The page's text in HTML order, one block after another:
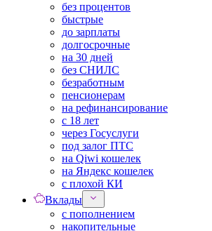
без процентов
быстрые
до зарплаты
долгосрочные
на 30 дней
без СНИЛС
безработным
пенсионерам
на рефинансирование
с 18 лет
через Госуслуги
под залог ПТС
на Qiwi кошелек
на Яндекс кошелек
с плохой КИ
Вклады
с пополнением
накопительные